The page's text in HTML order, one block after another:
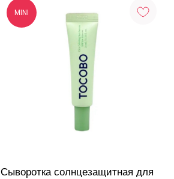
MINI
Сыворотка cолнцезащитная для